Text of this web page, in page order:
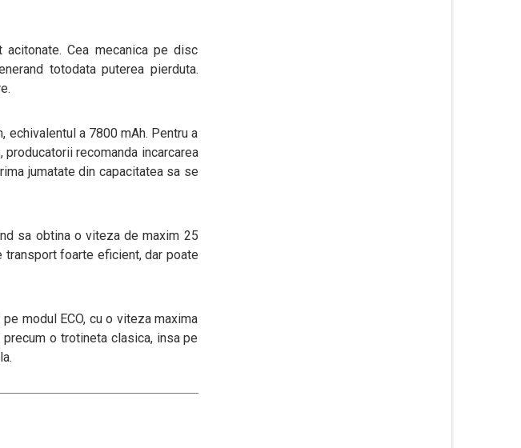
Cea mecanica pe disc
totodata puterea pierduta.
a 7800 mAh. Pentru a
recomanda incarcarea
jumatate din capacitatea sa se
sa obtina o viteza de maxim 25
foarte eficient, dar poate
modul ECO, cu o viteza maxima
o trotineta clasica, insa pe